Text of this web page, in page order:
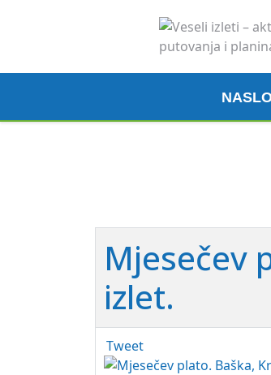
Mjesečev
izlet.
Tweet